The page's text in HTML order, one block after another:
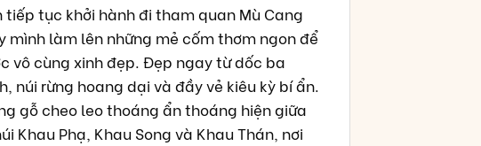
tục khởi hành đi tham quan Mù Cang
mình làm lên những mẻ cốm thơm ngon để
vô cùng xinh đẹp. Đẹp ngay từ dốc ba
rừng hoang dại và đầy vẻ kiêu kỳ bí ẩn.
gỗ cheo leo thoáng ẩn thoáng hiện giữa
Phạ, Khau Song và Khau Thán, nơi